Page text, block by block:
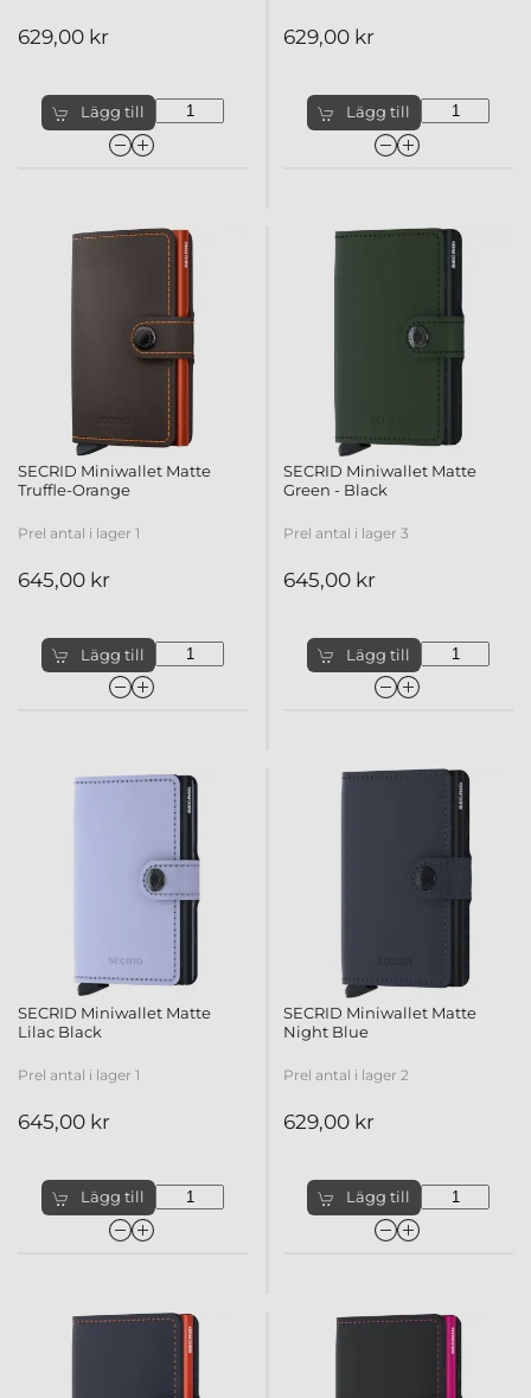
629,00 kr
Lägg till
629,00 kr
Lägg till
SECRID Miniwallet Matte
Truffle-Orange
Prel antal i lager 1
645,00 kr
Lägg till
SECRID Miniwallet Matte
Green - Black
Prel antal i lager 3
645,00 kr
Lägg till
SECRID Miniwallet Matte
Lilac Black
Prel antal i lager 1
645,00 kr
Lägg till
SECRID Miniwallet Matte
Night Blue
Prel antal i lager 2
629,00 kr
Lägg till